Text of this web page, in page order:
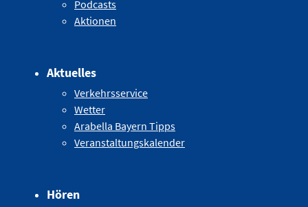
Podcasts
Aktionen
Aktuelles
Verkehrsservice
Wetter
Arabella Bayern Tipps
Veranstaltungskalender
Hören